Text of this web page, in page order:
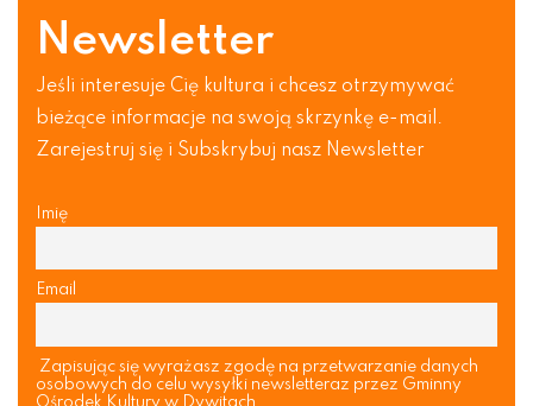
Newsletter
Jeśli interesuje Cię kultura i chcesz otrzymywać
bieżące informacje na swoją skrzynkę e-mail.
Zarejestruj się i Subskrybuj nasz Newsletter
Imię
Email
Zapisując się wyrażasz zgodę na przetwarzanie danych
osobowych do celu wysyłki newsletteraz przez Gminny
Ośrodek Kultury w Dywitach.